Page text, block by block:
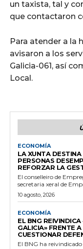
un taxista, tal y
que contactaron
Para atender a la
avisaron a los
Galicia-061, así
Local.
ECONOMÍA
LA XUNTA
PERSONAS
REFORZAR LA
El conselleiro de
secretaria xeral de
10 agosto, 2026
ECONOMÍA
EL BNG
GALICIA» FRENTE
CUESTIONAR
El BNG ha